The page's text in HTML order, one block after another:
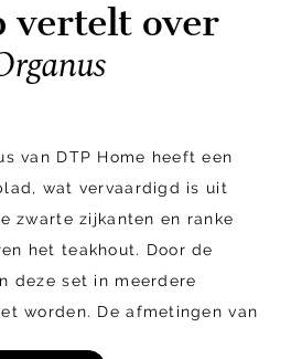
vertelt over
van DTP Home heeft een
wat vervaardigd is uit
zwarte zijkanten en ranke
het teakhout. Door de
deze set in meerdere
worden. De afmetingen van